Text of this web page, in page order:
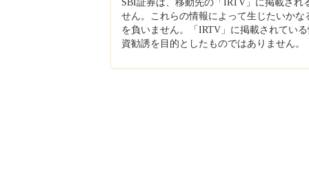
SBI証券は、移動先の「IRTV」に掲載さ
せん。これらの情報によって生じたいか
を負いません。「IRTV」に掲載されてい
資勧誘を目的としたものではありません。